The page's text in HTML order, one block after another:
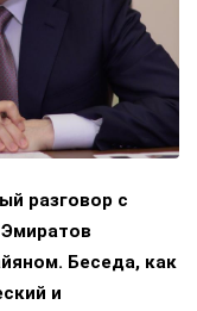
разговор с
Беседа, как
и